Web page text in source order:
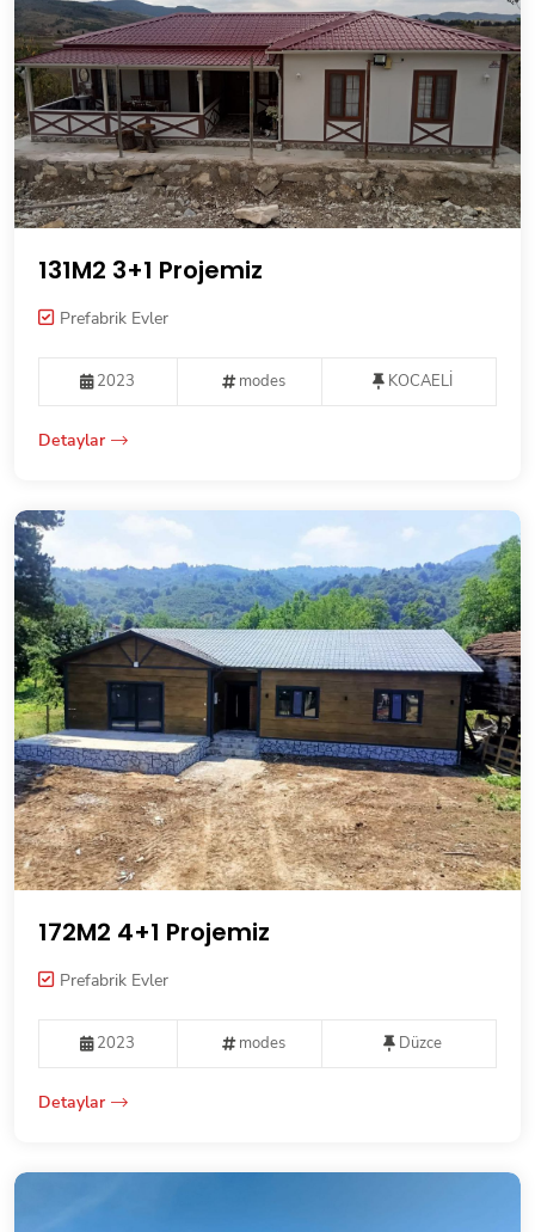
131M2 3+1 Projemiz
Prefabrik Evler
2023 modes KOCAELİ
Detaylar
172M2 4+1 Projemiz
Prefabrik Evler
2023 modes Düzce
Detaylar